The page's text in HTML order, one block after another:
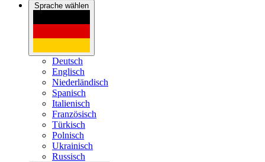
Sprache wählen
Deutsch
Englisch
Niederländisch
Spanisch
Italienisch
Französisch
Türkisch
Polnisch
Ukrainisch
Russisch